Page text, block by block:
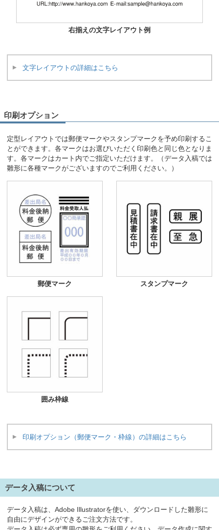
右揃えの文字レイアウト例
文字レイアウトの詳細はこちら
印刷オプション
定型レイアウトでは郵便マークやスタンプマークを予め印刷するこ
とができます。各マークはお選びいただく印刷色と同じ色となりま
す。各マークはカート内でご指定いただけます。（データ入稿では
雛形に各種マークがございますのでご利用ください。）
郵便マーク スタンプマーク
囲み枠線
印刷オプション（郵便マーク・枠線）の詳細はこちら
データ入稿について
データ入稿は、Adobe Illustratorを使い、ダウンロードした雛形に
自由にデザインができるご注文方法です。